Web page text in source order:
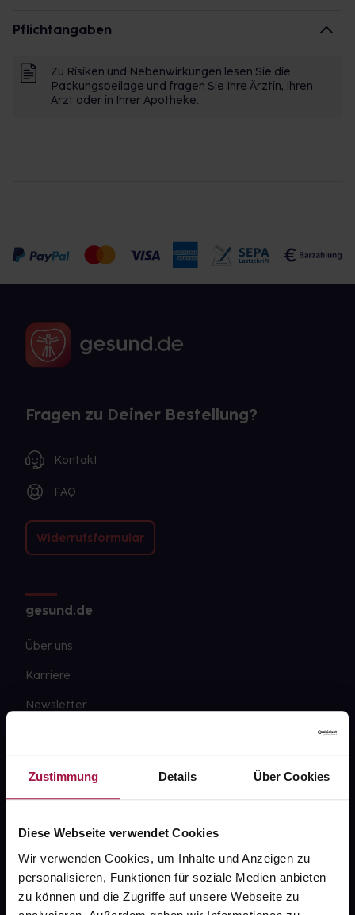
Zustimmung Details Über Cookies
Diese Webseite verwendet Cookies
Wir verwenden Cookies, um Inhalte und Anzeigen zu
personalisieren, Funktionen für soziale Medien anbieten
zu können und die Zugriffe auf unsere Webseite zu
Pflichtangaben
Zu Risiken und Nebenwirkungen lesen Sie die
Packungsbeilage und fragen Sie Ihre Ärztin, Ihren
Arzt oder in Ihrer Apotheke.
Fragen zu Deiner Bestellung?
Kontakt
FAQ
Widerrufsformular
gesund.de
Über uns
Karriere
Newsletter
Datenschutz
AGB
Impressum